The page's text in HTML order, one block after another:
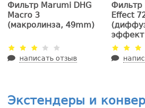
Фильтр Marumi DHG
Macro 3
(макролинза, 49mm)
написать отзыв
Фильтр
Effect
эффект
H-
Экстендеры и